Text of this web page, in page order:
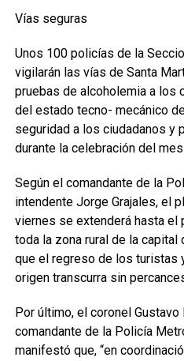
Vías seguras
Unos 100 policías de la
vigilarán las vías de Santa
pruebas de alcoholemia a los
del estado tecno- mecánico
seguridad a los ciudadanos y
durante la celebración del
Según el comandante de la
intendente Jorge Grajales, el
viernes se extenderá hasta el
toda la zona rural de la capital
que el regreso de los turistas
origen transcurra sin
Por último, el coronel Gustavo
comandante de la Policía
manifestó que, “en